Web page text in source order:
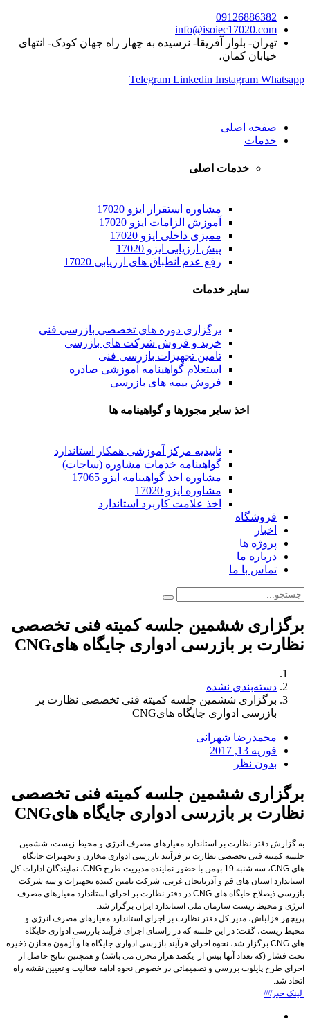
09126886382
info@isoiec17020.com
تهران- بلوار آفریقا- نرسیده به چهار راه جهان کودک- انتهای
خیابان کمان،
Telegram Linkedin Instagram Whatsapp
صفحه اصلی
خدمات
خدمات اصلی
مشاوره استقرار ایزو 17020
آموزش الزامات ایزو 17020
ممیزی داخلی ایزو 17020
پیش ارزیابی ایزو 17020
رفع عدم انطباق های ارزیابی 17020
سایر خدمات
برگزاری دوره های تخصصی بازرسی فنی
خرید و فروش شرکت های بازرسی
تامین تجهیزات بازرسی فنی
استعلام گواهینامه آموزشی صادره
فروش بیمه های بازرسی
اخذ سایر مجوزها و گواهینامه ها
تاییدیه مرکز آموزشی همکار استاندارد
گواهینامه خدمات مشاوره (ساجات)
مشاوره اخذ گواهینامه ایزو 17065
مشاوره ایزو 17020
اخذ علامت کاربرد استاندارد
فروشگاه
اخبار
پروژه ها
درباره ما
تماس با ما
برگزاری ششمین جلسه کمیته فنی تخصصی
نظارت بر بازرسی ادواری جایگاه هایCNG
دسته‌بندی نشده
برگزاری ششمین جلسه کمیته فنی تخصصی نظارت بر
بازرسی ادواری جایگاه هایCNG
محمدرضا شهرانی
فوریه 13, 2017
بدون نظر
برگزاری ششمین جلسه کمیته فنی تخصصی
نظارت بر بازرسی ادواری جایگاه هایCNG
به گزارش دفتر نظارت بر استاندارد معیارهای مصرف انرژی و محیط زیست، ششمین
جلسه کمیته فنی تخصصی نظارت بر فرآیند بازرسی ادواری مخازن و تجهیزات جایگاه
های CNG، سه شنبه 19 بهمن با حضور نماینده مدیریت طرح CNG، نمایندگان ادارات کل
استاندارد استان های قم و آذربایجان غربی، شرکت تامین کننده تجهیزات و سه شرکت
بازرسی ذیصلاح جایگاه های CNG در دفتر نظارت بر اجرای استاندارد معیارهای مصرف
انرژی و محیط زیست سازمان ملی استاندارد ایران برگزار شد.
پریچهر قزلباش، مدیر کل دفتر نظارت بر اجرای استاندارد معیارهای مصرف انرژی و
محیط زیست، گفت: در این جلسه که در راستای اجرای فرآیند بازرسی ادواری جایگاه
های CNG برگزار شد، نحوه اجرای فرآیند بازرسی ادواری جایگاه ها و آزمون مخازن ذخیره
تحت فشار (که تعداد آنها بیش از یکصد هزار مخزن می باشد) و همچنین نتایج حاصل از
اجرای طرح پایلوت بررسی و تصمیماتی در خصوص نحوه ادامه فعالیت و تعیین نقشه راه
اتخاذ شد.
لینک خبر////